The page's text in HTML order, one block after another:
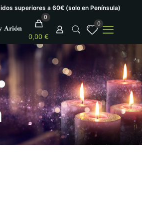
superiores a 60€ (solo en Península)
0
0,00 €
0